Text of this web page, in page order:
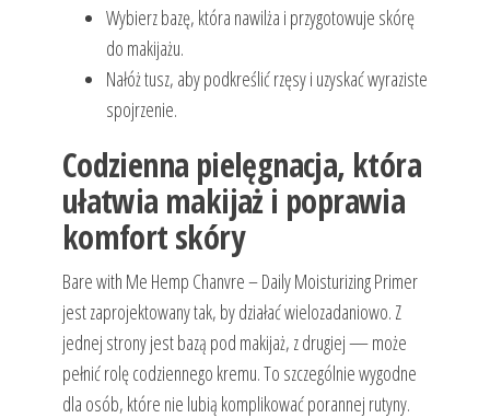
Wybierz bazę, która nawilża i przygotowuje skórę
do makijażu.
Nałóż tusz, aby podkreślić rzęsy i uzyskać wyraziste
spojrzenie.
Codzienna pielęgnacja, która
ułatwia makijaż i poprawia
komfort skóry
Bare with Me Hemp Chanvre – Daily Moisturizing Primer
jest zaprojektowany tak, by działać wielozadaniowo. Z
jednej strony jest bazą pod makijaż, z drugiej — może
pełnić rolę codziennego kremu. To szczególnie wygodne
dla osób, które nie lubią komplikować porannej rutyny.